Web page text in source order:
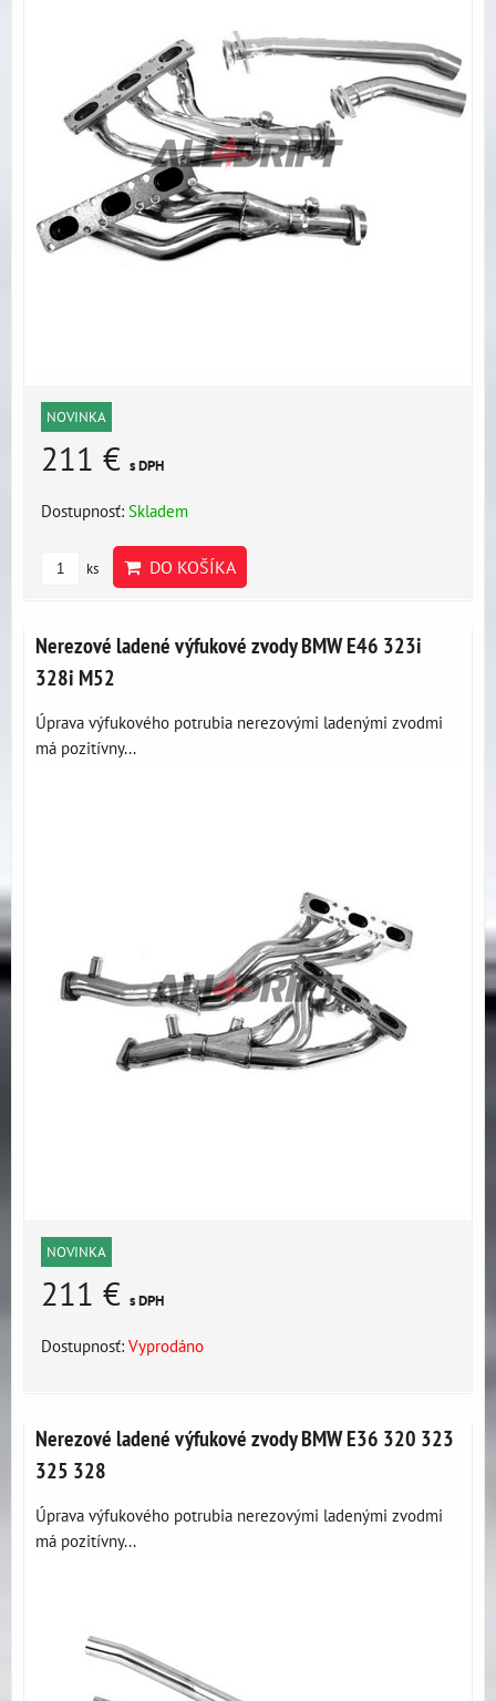
NOVINKA
211 € s DPH
Dostupnosť: Skladem
ks DO KOŠÍKA
Nerezové ladené výfukové zvody BMW E46 323i
328i M52
Úprava výfukového potrubia nerezovými ladenými zvodmi
má pozitívny...
NOVINKA
211 € s DPH
Dostupnosť: Vyprodáno
Nerezové ladené výfukové zvody BMW E36 320 323
325 328
Úprava výfukového potrubia nerezovými ladenými zvodmi
má pozitívny...